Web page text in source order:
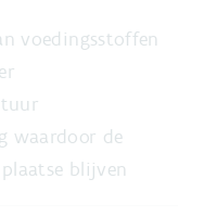
voedingsstoffen
waardoor de
blijven